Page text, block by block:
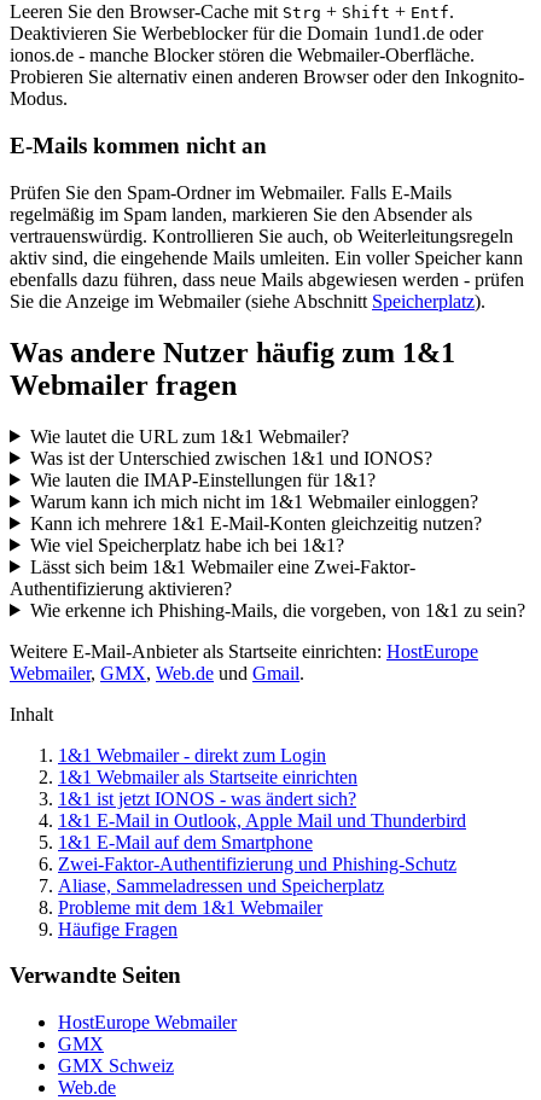
Leeren Sie den Browser-Cache mit Strg + Shift + Entf.
Deaktivieren Sie Werbeblocker für die Domain 1und1.de oder
ionos.de - manche Blocker stören die Webmailer-Oberfläche.
Probieren Sie alternativ einen anderen Browser oder den Inkognito-
Modus.
E-Mails kommen nicht an
Prüfen Sie den Spam-Ordner im Webmailer. Falls E-Mails
regelmäßig im Spam landen, markieren Sie den Absender als
vertrauenswürdig. Kontrollieren Sie auch, ob Weiterleitungsregeln
aktiv sind, die eingehende Mails umleiten. Ein voller Speicher kann
ebenfalls dazu führen, dass neue Mails abgewiesen werden - prüfen
Sie die Anzeige im Webmailer (siehe Abschnitt Speicherplatz).
Was andere Nutzer häufig zum 1&1
Webmailer fragen
Wie lautet die URL zum 1&1 Webmailer?
Was ist der Unterschied zwischen 1&1 und IONOS?
Wie lauten die IMAP-Einstellungen für 1&1?
Warum kann ich mich nicht im 1&1 Webmailer einloggen?
Kann ich mehrere 1&1 E-Mail-Konten gleichzeitig nutzen?
Wie viel Speicherplatz habe ich bei 1&1?
Lässt sich beim 1&1 Webmailer eine Zwei-Faktor-
Authentifizierung aktivieren?
Wie erkenne ich Phishing-Mails, die vorgeben, von 1&1 zu sein?
Weitere E-Mail-Anbieter als Startseite einrichten: HostEurope
Webmailer, GMX, Web.de und Gmail.
Inhalt
1&1 Webmailer - direkt zum Login
1&1 Webmailer als Startseite einrichten
1&1 ist jetzt IONOS - was ändert sich?
1&1 E-Mail in Outlook, Apple Mail und Thunderbird
1&1 E-Mail auf dem Smartphone
Zwei-Faktor-Authentifizierung und Phishing-Schutz
Aliase, Sammeladressen und Speicherplatz
Probleme mit dem 1&1 Webmailer
Häufige Fragen
Verwandte Seiten
HostEurope Webmailer
GMX
GMX Schweiz
Web.de